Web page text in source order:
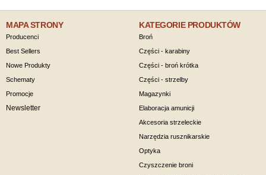
MAPA STRONY
Producenci
Best Sellers
Nowe Produkty
Schematy
Promocje
Newsletter
KATEGORIE PRODUKTÓW
Broń
Części - karabiny
Części - broń krótka
Części - strzelby
Magazynki
Elaboracja amunicji
Akcesoria strzeleckie
Narzędzia rusznikarskie
Optyka
Czyszczenie broni